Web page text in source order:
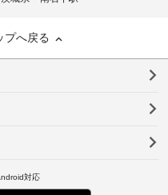
プへ戻る